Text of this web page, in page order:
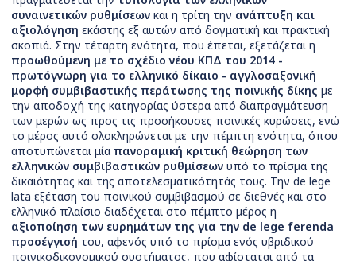
συναινετικών ρυθμίσεων και η τρίτη την ανάπτυξη και
αξιολόγηση εκάστης εξ αυτών από δογματική και πρακτική
σκοπιά. Στην τέταρτη ενότητα, που έπεται, εξετάζεται η
προωθούμενη με το σχέδιο νέου ΚΠΔ του 2014 -
πρωτόγνωρη για το ελληνικό δίκαιο - αγγλοσαξονική
μορφή συμβιβαστικής περάτωσης της ποινικής δίκης με
την αποδοχή της κατηγορίας ύστερα από διαπραγμάτευση
των μερών ως προς τις προσήκουσες ποινικές κυρώσεις, ενώ
το μέρος αυτό ολοκληρώνεται με την πέμπτη ενότητα, όπου
αποτυπώνεται μία πανοραμική κριτική θεώρηση των
ελληνικών συμβιβαστικών ρυθμίσεων υπό το πρίσμα της
δικαιότητας και της αποτελεσματικότητάς τους. Την de lege
lata εξέταση του ποινικού συμβιβασμού σε διεθνές και στο
ελληνικό πλαίσιο διαδέχεται στο πέμπτο μέρος η
αξιοποίηση των ευρημάτων της για την de lege ferenda
προσέγγισή του, αφενός υπό το πρίσμα ενός υβριδικού
ποινικοδικονομικού συστήματος, που αφίσταται από τα